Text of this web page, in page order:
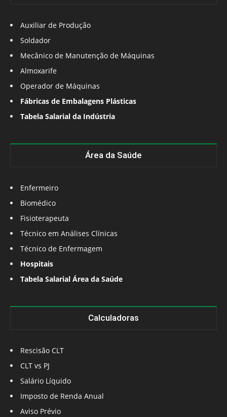
Auxiliar de Produção
Soldador
Mecânico de Manutenção de Máquinas
Almoxarife
Operador de Máquinas
Fábricas de Embalagens Plásticas
Tabela Salarial da Indústria
Área da Saúde
Enfermeiro
Biomédico
Fisioterapeuta
Técnico em Análises Clínicas
Técnico de Enfermagem
Hospitais
Tabela Salarial Área da Saúde
Calculadoras
Rescisão CLT
CLT vs PJ
Salário Líquido
Imposto de Renda Anual
Aviso Prévio